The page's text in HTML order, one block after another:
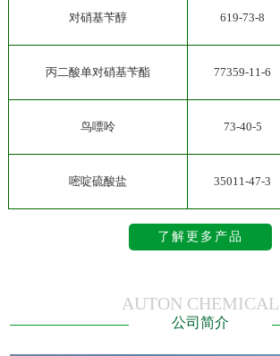
对硝基苄醇 619-73-8
丙二酸单对硝基苄酯 77359-11-6
鸟嘌呤 73-40-5
嘧啶硫酸盐 35011-47-3
了解更多产品
AUTON CHEMICAL
公司简介